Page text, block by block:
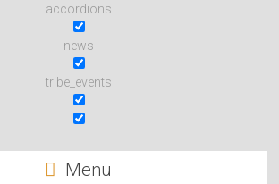
accordions
news
tribe_events
Menü